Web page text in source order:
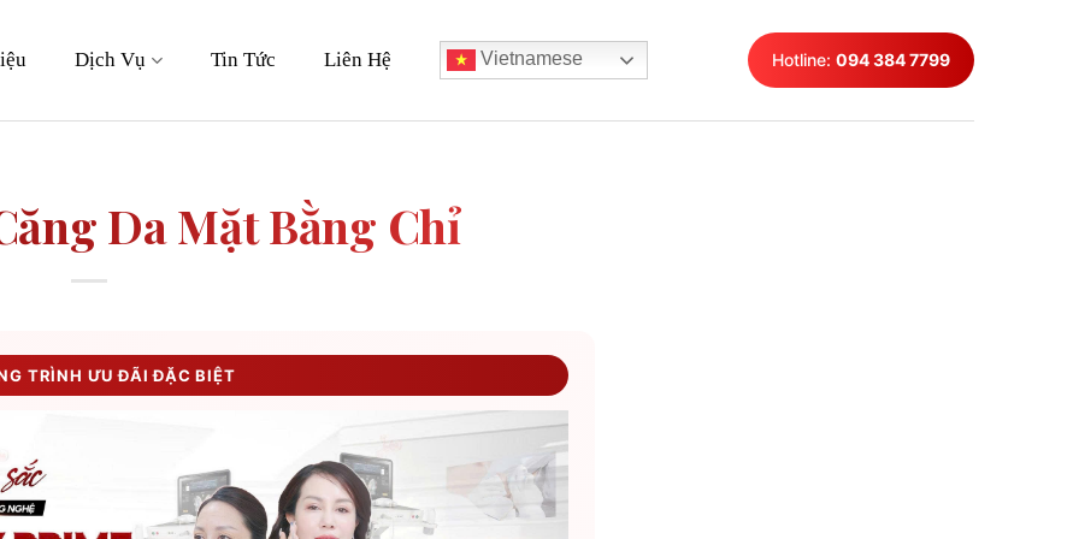
Dịch Vụ Tin Tức Liên Hệ Vietnamese Hotline: 094 384 7799
Da Mặt Bằng Chỉ
TRÌNH ƯU ĐÃI ĐẶC BIỆT